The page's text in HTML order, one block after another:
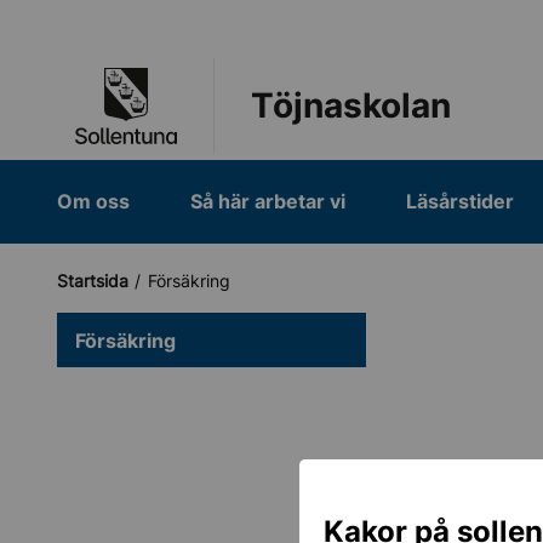
Kakor på
Töjnaskolan
Om oss Så här arbetar vi Läsårstider
Startsida Försäkring
Försäkring